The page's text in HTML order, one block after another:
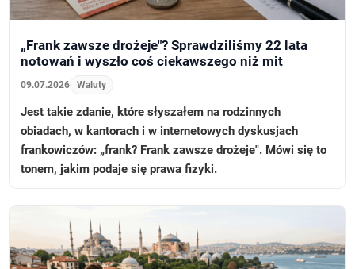
„Frank zawsze drożeje"? Sprawdziliśmy 22 lata
notowań i wyszło coś ciekawszego niż mit
09.07.2026 Waluty
Jest takie zdanie, które słyszałem na rodzinnych
obiadach, w kantorach i w internetowych dyskusjach
frankowiczów: „frank? Frank zawsze drożeje". Mówi się to
tonem, jakim podaje się prawa fizyki.